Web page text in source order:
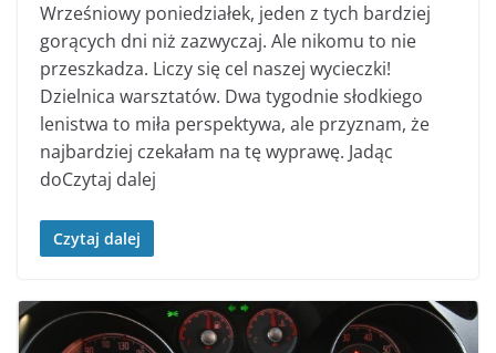
Wrześniowy poniedziałek, jeden z tych bardziej
gorących dni niż zazwyczaj. Ale nikomu to nie
przeszkadza. Liczy się cel naszej wycieczki!
Dzielnica warsztatów. Dwa tygodnie słodkiego
lenistwa to miła perspektywa, ale przyznam, że
najbardziej czekałam na tę wyprawę. Jadąc
doCzytaj dalej
Czytaj dalej